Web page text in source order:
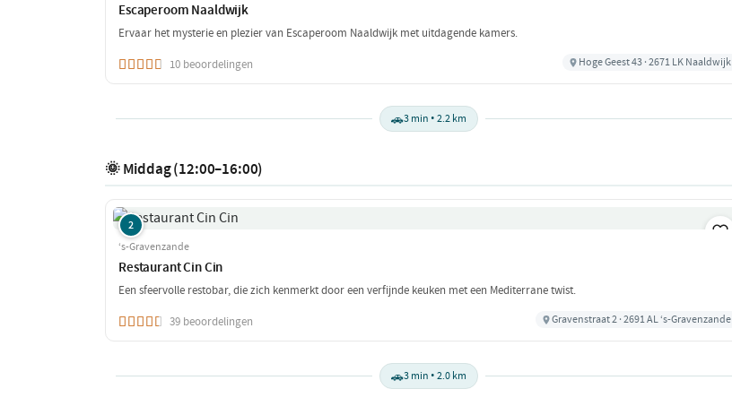
Escaperoom Naaldwijk
Ervaar het mysterie en plezier van Escaperoom Naaldwijk met uitdagende kamers.
10 beoordelingen Hoge Geest 43 · 2671 LK Naaldwijk
🚗3 min • 2.2 km
🌞 Middag (12:00–16:00)
2
‘s-Gravenzande
Restaurant Cin Cin
Een sfeervolle restobar, die zich kenmerkt door een verfijnde keuken met een Mediterrane twist.
39 beoordelingen Gravenstraat 2 · 2691 AL ‘s-Gravenzande
🚗3 min • 2.0 km